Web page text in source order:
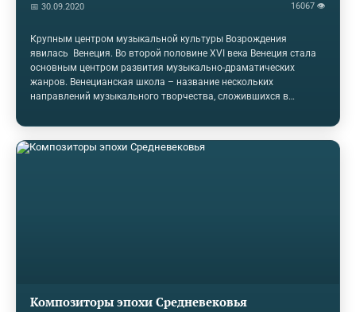
📅 30.09.2020 16067 👁
Крупным центром музыкальной культуры Возрождения
явилась Венеция. Во второй половине XVI века Венеция стала
основным центром развития музыкально-драматических
жанров. Венецианская школа – название нескольких
направлений музыкального творчества, сложившихся в
началеXVII вв. был собор св.Марка. В нём работали
органистами и композиторами все основные представители
школы. Основоположником Венецианской школы был
Композиторы эпохи Средневековья